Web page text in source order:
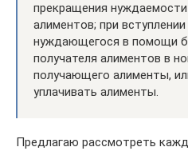
прекращения
алиментов; при
нуждающегося в помощи
получателя алиментов в
получающего алименты,
уплачивать алименты.
Предлагаю рассмотреть